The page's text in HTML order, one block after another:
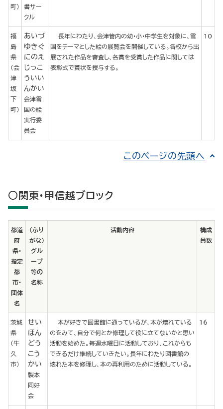
町)
書サー
クル
福
島
県
(会
津
坂
下
町)
あいづ
ゆきぐ
にのえ
じっこ
ういい
んかい
会津雪
国の絵
実行委
員会
長年にわたり、会津管内の幼・小・中学生を対象に、雪
国をテーマとした絵の展覧会を開催している。各校から出
展された作品を審査し、各賞を受賞した作品に関しては
表彰式で賞状を授与する。
10
このページの先頭へ
○関東・甲信越ブロック
都道
府
県･
指定
都
市･
団体
名
（ふり
がな）
グル
ープ
等の
名称
活動内容
構成
員数
茨城
県
(牛
久
市)
せい
ほん
どう
こう
かい
製本
同好
会
本が好きで図書館に通っているが、本が壊れている
のをみて、自分で何とか修理して役に立てないかと思い
活動を始めた。毎週水曜日に活動しており、これからも
できるだけ継続していきたい。長年にわたり図書館の
壊れた本を修理し、本の再利用のために活動している。
16